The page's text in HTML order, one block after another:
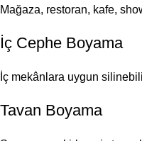
Mağaza, restoran, kafe,
İç Cephe Boyama
İç mekânlara uygun
Tavan Boyama